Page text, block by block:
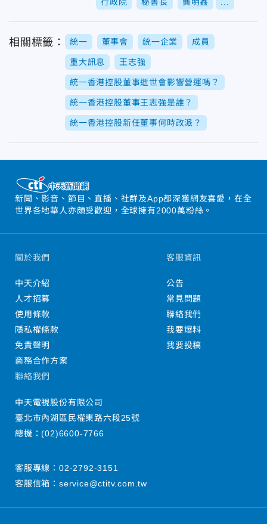
相關標籤： 統一 董事會 統一企業 成員
重大訊息 王志強
統一香港控股董事逝世會影響營運嗎？
統一香港控股董事王志強是誰？
統一香港控股新任董事何時改派？
新聞、影音、節目、直播、社群及App都深獲網友喜愛，在全
世界各地華人亦頗受歡迎，全球擁有2000萬粉絲。
關於我們
中天介紹
人才招募
使用條款
隱私權條款
免責聲明
商務合作方案
客服資訊
公告
常見問題
聯絡我們
我要爆料
我要投稿
聯絡我們
中天電視股份有限公司
臺北市內湖區民權東路六段25號
總機：(02)6600-7766
客服專線： 02-2792-3151
客服信箱： service@ctitv.com.tw